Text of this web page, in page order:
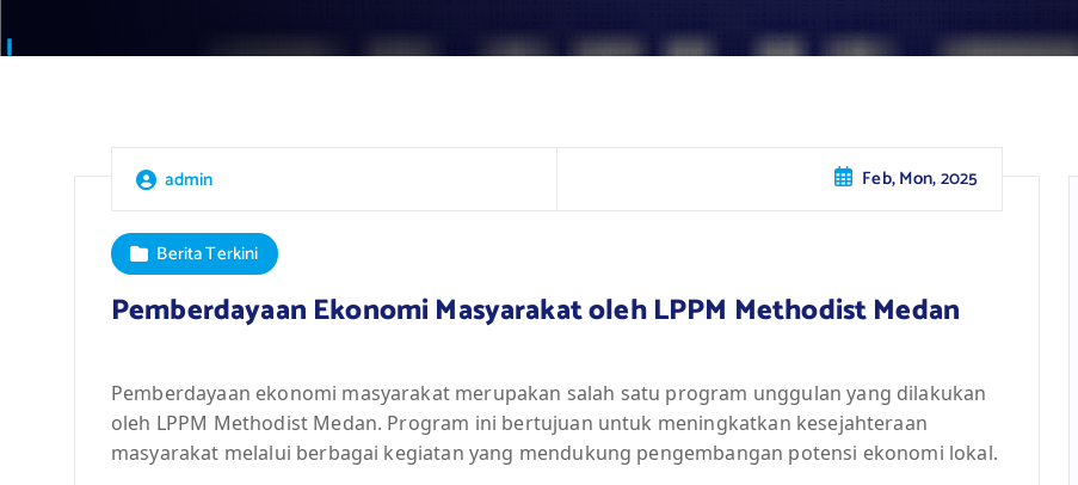
admin Feb, Mon, 2025
Berita Terkini
Pemberdayaan Ekonomi Masyarakat oleh LPPM Methodist Medan
Pemberdayaan ekonomi masyarakat merupakan salah satu program unggulan yang dilakukan
oleh LPPM Methodist Medan. Program ini bertujuan untuk meningkatkan kesejahteraan
masyarakat melalui berbagai kegiatan yang mendukung pengembangan potensi ekonomi lokal.